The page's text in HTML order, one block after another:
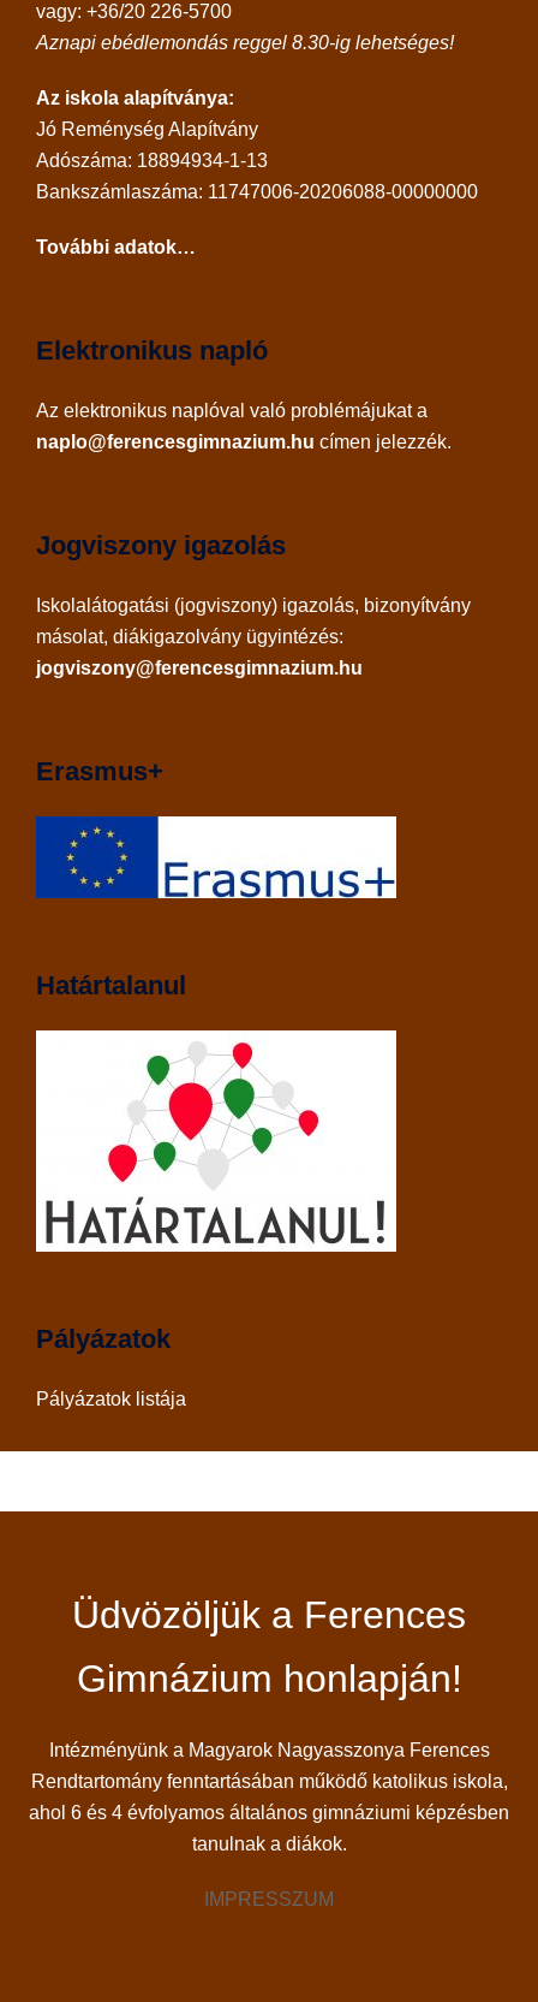
vagy: +36/20 226-5700
Aznapi ebédlemondás reggel 8.30-ig lehetséges!
Az iskola alapítványa:
Jó Reménység Alapítvány
Adószáma: 18894934-1-13
Bankszámlaszáma: 11747006-20206088-00000000
További adatok…
Elektronikus napló
Az elektronikus naplóval való problémájukat a
naplo@ferencesgimnazium.hu címen jelezzék.
Jogviszony igazolás
Iskolalátogatási (jogviszony) igazolás, bizonyítvány
másolat, diákigazolvány ügyintézés:
jogviszony@ferencesgimnazium.hu
Erasmus+
Határtalanul
Pályázatok
Pályázatok listája
Üdvözöljük a Ferences
Gimnázium honlapján!
Intézményünk a Magyarok Nagyasszonya Ferences
Rendtartomány fenntartásában működő katolikus iskola,
ahol 6 és 4 évfolyamos általános gimnáziumi képzésben
tanulnak a diákok.
IMPRESSZUM